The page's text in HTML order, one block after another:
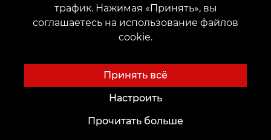
КОНТАКТЫ
Свяжитесь с нами: customers@vean-tattoo.com
marketing.veantattoo@gmail.com
Жалобы и предложения:complaints@vean-tattoo.com
Сайт разработан и обслуживается VEAN
трафик. Нажимая «Принять», вы
соглашаетесь на использование файлов
cookie.
Принять всё
Настроить
Прочитать больше